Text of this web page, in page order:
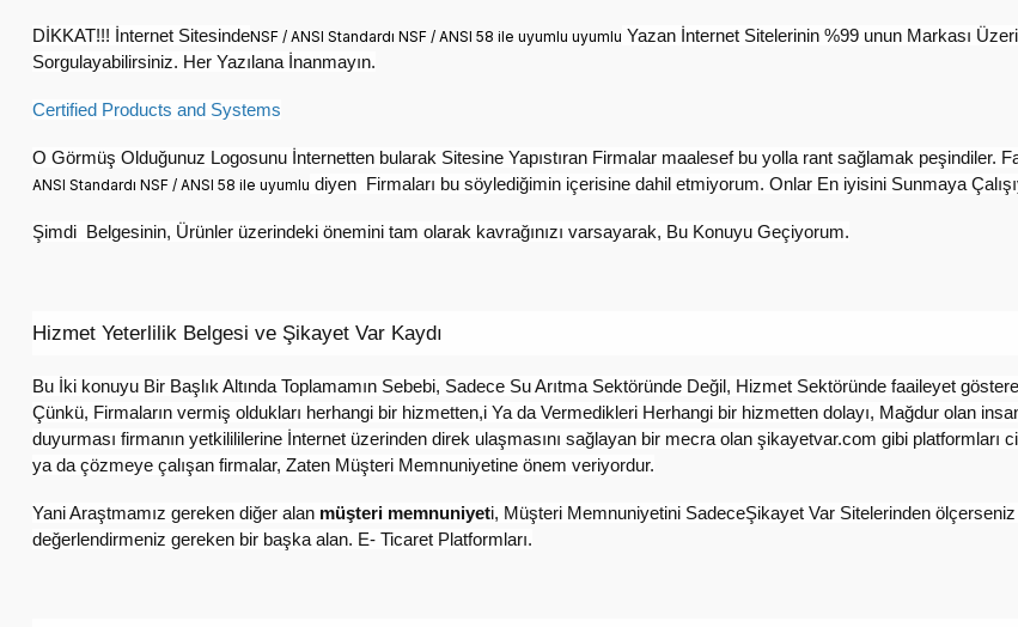
DİKKAT!!! İnternet SitesindeNSF / ANSI Standardı NSF / ANSI 58 ile uyumlu uyumlu Yazan İnternet Sitelerinin %99 unun Markası
Sorgulayabilirsiniz. Her Yazılana İnanmayın.
Certified Products and Systems
O Görmüş Olduğunuz Logosunu İnternetten bularak Sitesine Yapıstıran Firmalar maalesef bu yolla rant sağlamak peşindiler.
ANSI Standardı NSF / ANSI 58 ile uyumlu diyen Firmaları bu söylediğimin içerisine dahil etmiyorum. Onlar En iyisini Sunmaya
Şimdi Belgesinin, Ürünler üzerindeki önemini tam olarak kavrağınızı varsayarak, Bu Konuyu Geçiyorum.
Hizmet Yeterlilik Belgesi ve Şikayet Var Kaydı​
Bu İki konuyu Bir Başlık Altında Toplamamın Sebebi, Sadece Su Arıtma Sektöründe Değil, Hizmet Sektöründe faaileyet
Çünkü, Firmaların vermiş oldukları herhangi bir hizmetten,i Ya da Vermedikleri Herhangi bir hizmetten dolayı, Mağdur olan
duyurması firmanın yetkilililerine İnternet üzerinden direk ulaşmasını sağlayan bir mecra olan şikayetvar.com gibi
ya da çözmeye çalışan firmalar, Zaten Müşteri Memnuniyetine önem veriyordur.
Yani Araştmamız gereken diğer alan müşteri memnuniyeti, Müşteri Memnuniyetini SadeceŞikayet Var Sitelerinden
değerlendirmeniz gereken bir başka alan. E- Ticaret Platformları.